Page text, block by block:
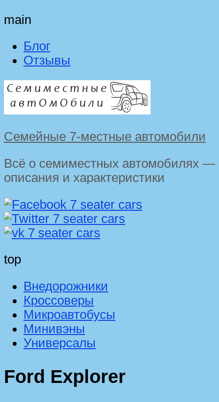
main
Блог
Отзывы
Семейные 7-местные автомобили
Всё о семиместных автомобилях —
описания и характеристики
top
Внедорожники
Кроссоверы
Микроавтобусы
Минивэны
Универсалы
Ford Explorer